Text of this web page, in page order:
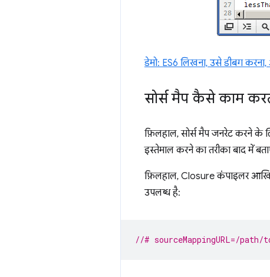
डेमो: ES6 लिखना, उसे डीबग
सोर्स मैप कैसे काम
फ़िलहाल, सोर्स मैप जनरेट करने के
इस्तेमाल करने का तरीका बाद में
फ़िलहाल, Closure कंपाइलर
उपलब्ध है:
//# sourceMappingURL=/